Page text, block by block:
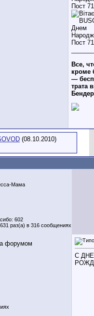
Все,
кроме
—
трата
(08.10.2010)
Мама
602
раз(а) в 316 сообщениях
С